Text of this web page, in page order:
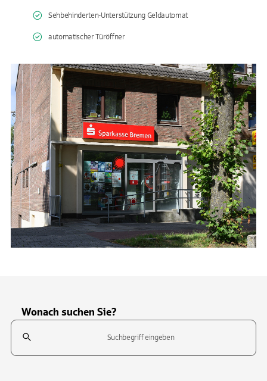
Sehbehinderten-Unterstützung Geldautomat
automatischer Türöffner
Wonach suchen Sie?
Suchfeld